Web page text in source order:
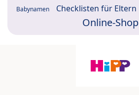
Babynamen Checklisten für Eltern
Online-Shop